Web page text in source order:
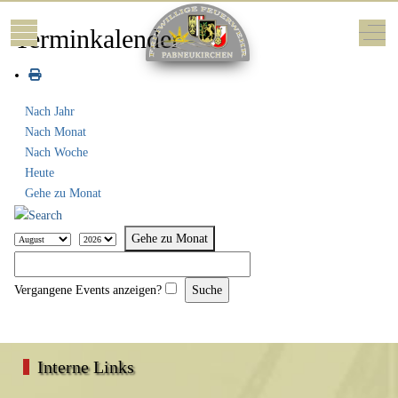
Mobile Menu Toggle Off-
Terminkalender
Nach Jahr
Nach Monat
Nach Woche
Heute
Gehe zu Monat
Gehe zu Monat
Vergangene Events anzeigen?
Interne Links